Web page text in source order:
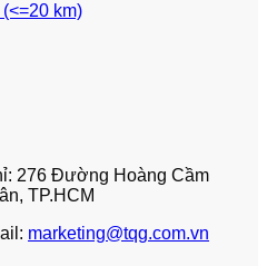
km)
276 Đường Hoàng Cầm
TP.HCM
marketing@tqg.com.vn